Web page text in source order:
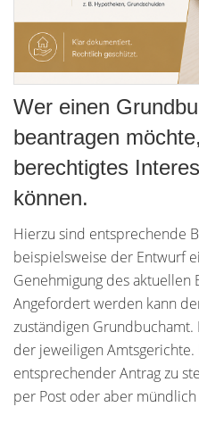
Wer einen
beantragen
berechtigtes
können.
Hierzu sind entsprechende
beispielsweise der Entwurf
Genehmigung des aktuellen
Angefordert werden kann
zuständigen
der jeweiligen
entsprechender Antrag zu
per Post oder aber mündlich